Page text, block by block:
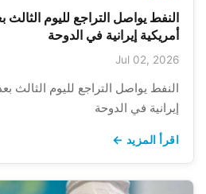
النفط يواصل التراجع لليوم الثالث
أمريكية إيرانية في الدوحة
Jul 02, 2026
النفط يواصل التراجع لليوم الثالث
إيرانية في الدوحة
اقرأ المزيد ←